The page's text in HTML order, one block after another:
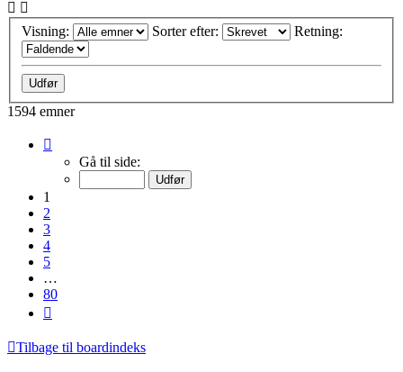
Visning: Sorter efter: Retning:
1594 emner
Gå til side:
1
2
3
4
5
…
80
Tilbage til boardindeks